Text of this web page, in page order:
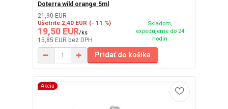
Doterra wild orange 5ml
21,90 EUR
Ušetríte 2,40 EUR (- 11 %)
19,50 EUR/ks
15,85 EUR bez DPH
Skladom,
expedujeme do 24
hodín
Pridať do košíka
Akcia